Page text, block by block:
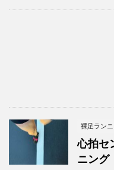
裸足ラン
心拍セ
ニング